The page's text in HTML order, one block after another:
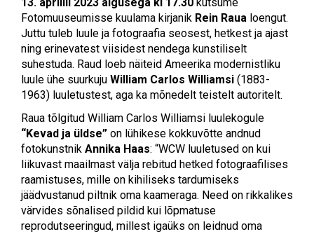
Fotomuuseumisse kuulama kirjanik Rein Raua loengut.
Juttu tuleb luule ja fotograafia seosest, hetkest ja ajast
ning erinevatest viisidest nendega kunstiliselt
suhestuda. Raud loeb näiteid Ameerika modernistliku
luule ühe suurkuju William Carlos Williamsi (1883-
1963) luuletustest, aga ka mõnedelt teistelt autoritelt.
Raua tõlgitud William Carlos Williamsi luulekogule
“Kevad ja üldse” on lühikese kokkuvõtte andnud
fotokunstnik Annika Haas: “WCW luuletused on kui
liikuvast maailmast välja rebitud hetked fotograafilises
raamistuses, mille on kihiliseks tardumiseks
jäädvustanud piltnik oma kaameraga. Need on rikkalikes
värvides sõnalised pildid kui lõpmatuse
reprodutseeringud, millest igaüks on leidnud oma